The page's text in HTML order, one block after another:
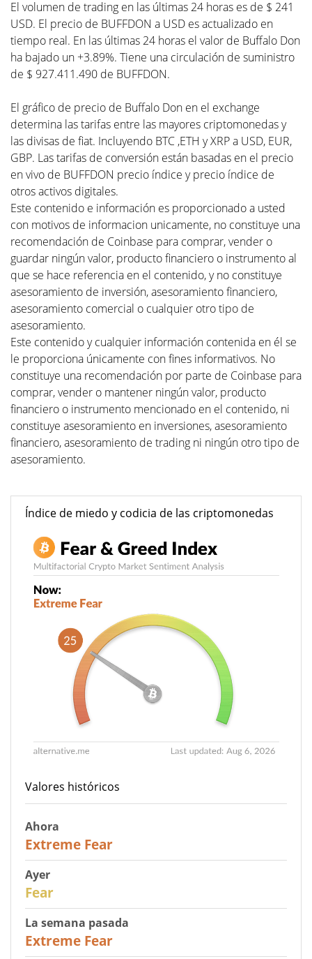
El volumen de trading en las últimas 24 horas es de $ 241
USD. El precio de BUFFDON a USD es actualizado en
tiempo real. En las últimas 24 horas el valor de Buffalo Don
ha bajado un +3.89%. Tiene una circulación de suministro
de $ 927.411.490 de BUFFDON.
El gráfico de precio de Buffalo Don en el exchange
determina las tarifas entre las mayores criptomonedas y
las divisas de fiat. Incluyendo BTC ,ETH y XRP a USD, EUR,
GBP. Las tarifas de conversión están basadas en el precio
en vivo de BUFFDON precio índice y precio índice de
otros activos digitales.
Este contenido e información es proporcionado a usted
con motivos de informacion unicamente, no constituye una
recomendación de Coinbase para comprar, vender o
guardar ningún valor, producto financiero o instrumento al
que se hace referencia en el contenido, y no constituye
asesoramiento de inversión, asesoramiento financiero,
asesoramiento comercial o cualquier otro tipo de
asesoramiento.
Este contenido y cualquier información contenida en él se
le proporciona únicamente con fines informativos. No
constituye una recomendación por parte de Coinbase para
comprar, vender o mantener ningún valor, producto
financiero o instrumento mencionado en el contenido, ni
constituye asesoramiento en inversiones, asesoramiento
financiero, asesoramiento de trading ni ningún otro tipo de
asesoramiento.
Índice de miedo y codicia de las criptomonedas
Valores históricos
Ahora
Extreme Fear
Ayer
Fear
La semana pasada
Extreme Fear